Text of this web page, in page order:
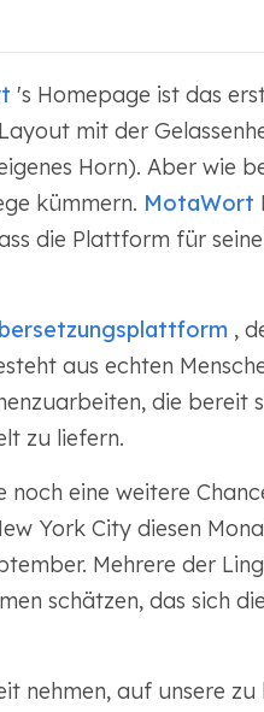
's Homepage ist das
mit der
Horn). Aber wie
kümmern. MotaWort
die Plattform für
,
aus echten
die bereit
zu liefern.
noch eine weitere
York City diesen
Mehrere der
schätzen, das sich
nehmen, auf unsere zu